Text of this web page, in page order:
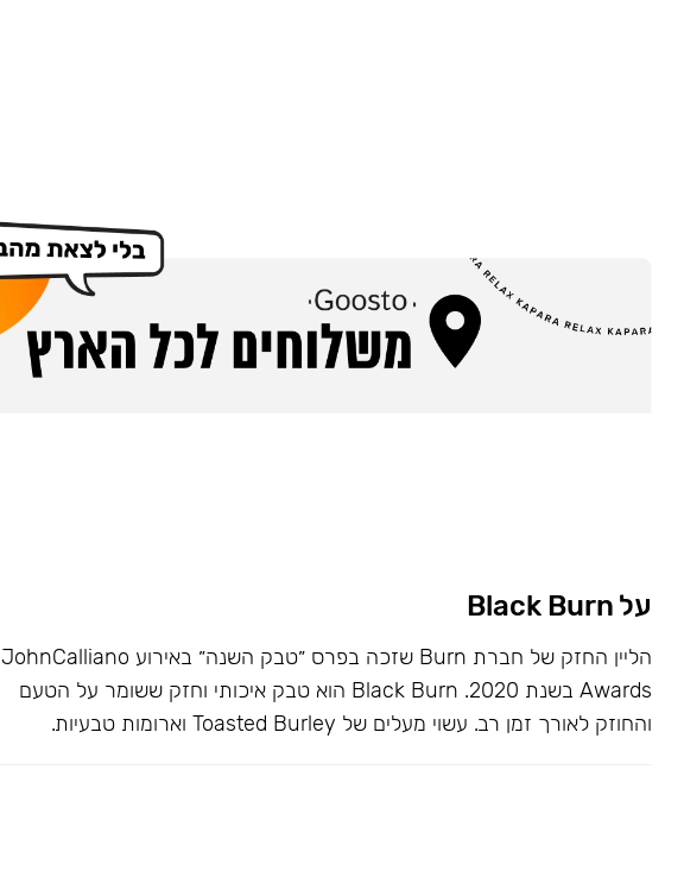
על Black Burn
הליין החזק של חברת Burn שזכה בפרס ״טבק השנה״ באירוע JohnCalliano
Awards בשנת 2020. Black Burn הוא טבק איכותי וחזק ששומר על הטעם
והחוזק לאורך זמן רב. עשוי מעלים של Toasted Burley וארומות טבעיות.